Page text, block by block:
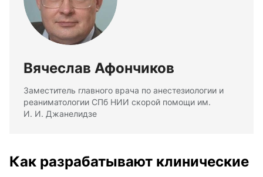
Вячеслав Афончиков
Заместитель главного врача по анестезиологии и
реаниматологии СПб НИИ скорой помощи им.
И. И. Джанелидзе
Как разрабатывают клинические